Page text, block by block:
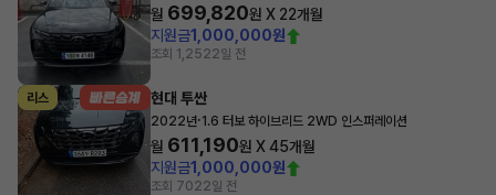
월 699,820원 X 22개월
지원금1,000,000원
조회 1,2522일 전
리스 현대 투싼
2022년·1.6 터보 하이브리드 2WD 인스퍼레이션
월 611,190원 X45개월
지원금1,000,000원
조회 7022일 전